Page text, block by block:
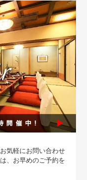
気軽にお問い合わせ
、お早めのご予約を